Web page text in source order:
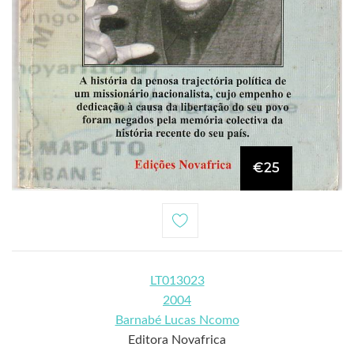
€25
LT013023
2004
Barnabé Lucas Ncomo
Editora Novafrica